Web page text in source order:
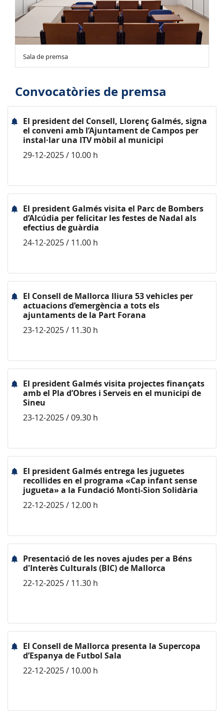
Sala de premsa
Convocatòries de premsa
El president del Consell, Llorenç Galmés, signa
el conveni amb l’Ajuntament de Campos per
instal·lar una ITV mòbil al municipi
29-12-2025 / 10.00 h
El president Galmés visita el Parc de Bombers
d’Alcúdia per felicitar les festes de Nadal als
efectius de guàrdia
24-12-2025 / 11.00 h
El Consell de Mallorca lliura 53 vehicles per
actuacions d’emergència a tots els
ajuntaments de la Part Forana
23-12-2025 / 11.30 h
El president Galmés visita projectes finançats
amb el Pla d’Obres i Serveis en el municipi de
Sineu
23-12-2025 / 09.30 h
El president Galmés entrega les juguetes
recollides en el programa «Cap infant sense
jugueta» a la Fundació Monti-Sion Solidària
22-12-2025 / 12.00 h
Presentació de les noves ajudes per a Béns
d'Interès Culturals (BIC) de Mallorca
22-12-2025 / 11.30 h
El Consell de Mallorca presenta la Supercopa
d’Espanya de Futbol Sala
22-12-2025 / 10.00 h